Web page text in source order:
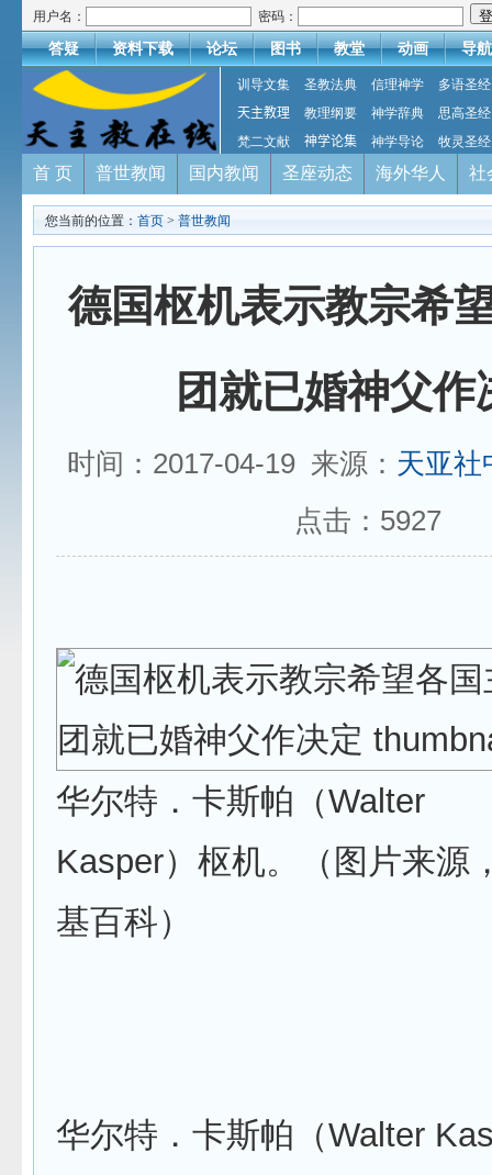
用户名： 密码：
答疑 资料下载 论坛 图书 教堂 动画 导航
训导文集 圣教法典 信理神学
多语圣经
天主教理
教理纲要 神学辞典
思高圣经
梵二文献
神学论集 神学导论 牧灵圣经
首 页 普世教闻 国内教闻 圣座动态 海外华人 社
您当前的位置： 首页 > 普世教闻
德国枢机表示教宗希
团就已婚神父作
时间：2017-04-19 来源： 天亚社
点击： 5927
华尔特．卡斯帕（Walter
Kasper）枢机。（图片来源
基百科）
华尔特．卡斯帕（Walter